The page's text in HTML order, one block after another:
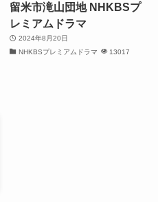
留米市滝山団地 NHKBSプ
レミアムドラマ
2024年8月20日
NHKBSプレミアムドラマ
13017